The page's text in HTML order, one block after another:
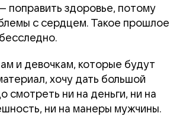
поправить здоровье, потому
с сердцем. Такое прошлое
и девочкам, которые будут
хочу дать большой
смотреть ни на деньги, ни на
ни на манеры мужчины.